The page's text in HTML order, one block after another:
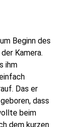
Beginn des
Kamera.
ihm
Das er
dass
beim
dem kurzen